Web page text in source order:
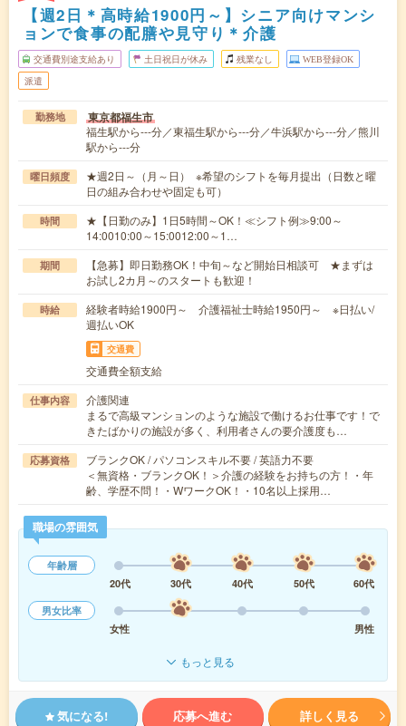
【週2日＊高時給1900円～】シニア向けマンシ
ョンで食事の配膳や見守り＊介護
交通費別途支給あり 土日祝日が休み 残業なし WEB登録OK
派遣
勤務地 東京都福生市
福生駅から---分／東福生駅から---分／牛浜駅から---分／熊川
駅から---分
曜日頻度
★週2日～（月～日） ※希望のシフトを毎月提出（日数と曜
日の組み合わせや固定も可）
時間
★【日勤のみ】1日5時間～OK！≪シフト例≫9:00～
14:0010:00～15:0012:00～1…
期間
【急募】即日勤務OK！中旬～など開始日相談可 ★まずは
お試し2カ月～のスタートも歓迎！
時給
経験者時給1900円～ 介護福祉士時給1950円～ ※日払い/
週払いOK
交通費
交通費全額支給
仕事内容
介護関連
まるで高級マンションのような施設で働けるお仕事です！で
きたばかりの施設が多く、利用者さんの要介護度も…
応募資格
ブランクOK / パソコンスキル不要 / 英語力不要
＜無資格・ブランクOK！＞介護の経験をお持ちの方！・年
齢、学歴不問！・WワークOK！・10名以上採用…
職場の雰囲気
年齢層
20代
30代 40代 50代
60代
男女比率
女性
男性
もっと見る
気になる! 応募へ進む 詳しく見る